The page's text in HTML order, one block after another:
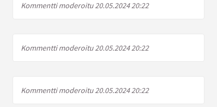
Kommentti moderoitu 20.05.2024 20:22
Kommentti moderoitu 20.05.2024 20:22
Kommentti moderoitu 20.05.2024 20:22